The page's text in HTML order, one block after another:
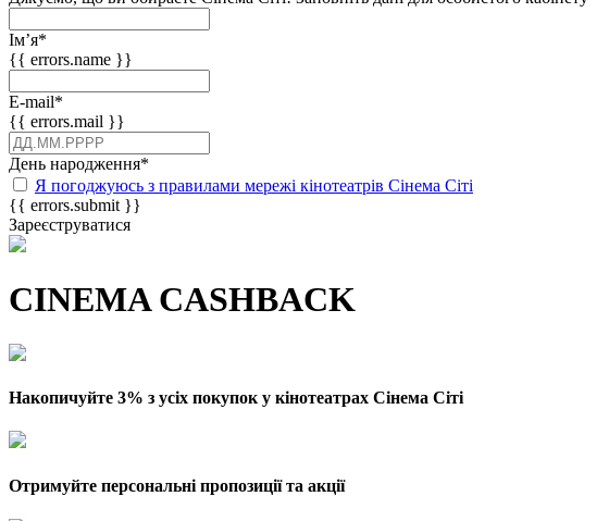
Імʼя*
{{ errors.name }}
E-mail*
{{ errors.mail }}
День народження*
Я погоджуюсь з правилами мережі кінотеатрів Сінема Сіті
{{ errors.submit }}
Зареєструватися
CINEMA CASHBACK
Накопичуйте 3% з усіх покупок у кінотеатрах Сінема Сіті
Отримуйте персональні пропозиції та акції